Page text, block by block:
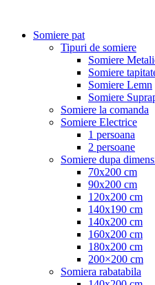
Somiere pat
Tipuri de somiere
Somiere
Somiere
Somiere Lemn
Somiere
Somiere la comanda
Somiere Electrice
1 persoana
2 persoane
Somiere dupa
70x200 cm
90x200 cm
120x200 cm
140x190 cm
140x200 cm
160x200 cm
180x200 cm
200×200 cm
Somiera rabatabila